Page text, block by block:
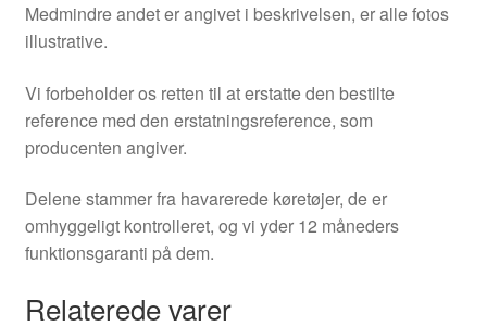
Medmindre andet er angivet i beskrivelsen, er alle fotos
illustrative.
Vi forbeholder os retten til at erstatte den bestilte
reference med den erstatningsreference, som
producenten angiver.
Delene stammer fra havarerede køretøjer, de er
omhyggeligt kontrolleret, og vi yder 12 måneders
funktionsgaranti på dem.
Relaterede varer